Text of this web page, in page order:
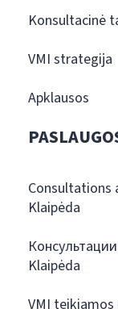
Konsultacinė
VMI strategija
Apklausos
Consultations
Klaipėda
Klaipėda
VMI teikiamos